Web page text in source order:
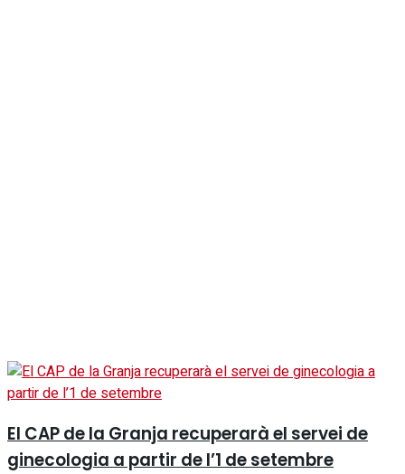
El CAP de la Granja recuperarà el servei de
ginecologia a partir de l’1 de setembre